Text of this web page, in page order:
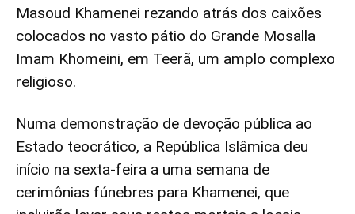
Masoud Khamenei rezando atrás dos caixões
colocados no vasto pátio do Grande Mosalla
Imam Khomeini, em Teerã, um amplo complexo
religioso.
Numa demonstração de devoção pública ao
Estado teocrático, a República Islâmica deu
início na sexta-feira a uma semana de
cerimônias fúnebres para Khamenei, que